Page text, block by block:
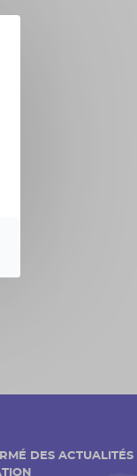
DES ACTUALITÉS